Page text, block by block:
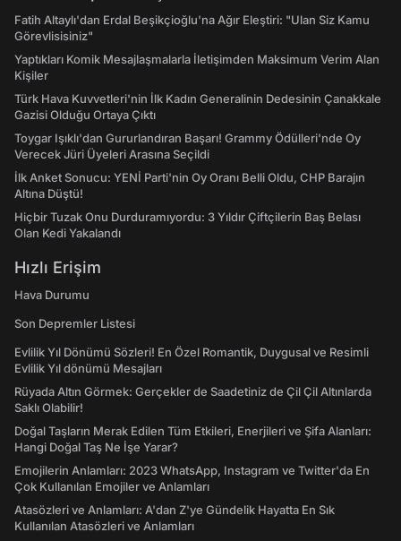
Fatih Altaylı'dan Erdal Beşikçioğlu'na Ağır Eleştiri: "Ulan Siz Kamu
Görevlisisiniz"
Yaptıkları Komik Mesajlaşmalarla İletişimden Maksimum Verim Alan
Kişiler
Türk Hava Kuvvetleri'nin İlk Kadın Generalinin Dedesinin Çanakkale
Gazisi Olduğu Ortaya Çıktı
Toygar Işıklı'dan Gururlandıran Başarı! Grammy Ödülleri'nde Oy
Verecek Jüri Üyeleri Arasına Seçildi
İlk Anket Sonucu: YENİ Parti'nin Oy Oranı Belli Oldu, CHP Barajın
Altına Düştü!
Hiçbir Tuzak Onu Durduramıyordu: 3 Yıldır Çiftçilerin Baş Belası
Olan Kedi Yakalandı
Hızlı Erişim
Hava Durumu
Son Depremler Listesi
Evlilik Yıl Dönümü Sözleri! En Özel Romantik, Duygusal ve Resimli
Evlilik Yıl dönümü Mesajları
Rüyada Altın Görmek: Gerçekler de Saadetiniz de Çil Çil Altınlarda
Saklı Olabilir!
Doğal Taşların Merak Edilen Tüm Etkileri, Enerjileri ve Şifa Alanları:
Hangi Doğal Taş Ne İşe Yarar?
Emojilerin Anlamları: 2023 WhatsApp, Instagram ve Twitter'da En
Çok Kullanılan Emojiler ve Anlamları
Atasözleri ve Anlamları: A'dan Z'ye Gündelik Hayatta En Sık
Kullanılan Atasözleri ve Anlamları